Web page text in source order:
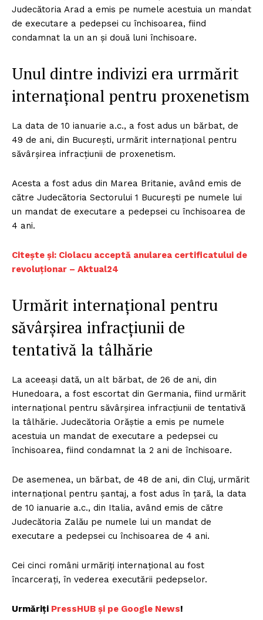
Judecătoria Arad a emis pe numele acestuia un mandat
de executare a pedepsei cu închisoarea, fiind
condamnat la un an și două luni închisoare.
Unul dintre indivizi era urrmărit
internațional pentru proxenetism
La data de 10 ianuarie a.c., a fost adus un bărbat, de
49 de ani, din București, urmărit internațional pentru
săvârșirea infracțiunii de proxenetism.
Acesta a fost adus din Marea Britanie, având emis de
către Judecătoria Sectorului 1 București pe numele lui
un mandat de executare a pedepsei cu închisoarea de
4 ani.
Citește și: Ciolacu acceptă anularea certificatului de
revoluționar – Aktual24
Urmărit internațional pentru
săvârșirea infracțiunii de
tentativă la tâlhărie
La aceeași dată, un alt bărbat, de 26 de ani, din
Hunedoara, a fost escortat din Germania, fiind urmărit
internațional pentru săvârșirea infracțiunii de tentativă
la tâlhărie. Judecătoria Orăștie a emis pe numele
acestuia un mandat de executare a pedepsei cu
închisoarea, fiind condamnat la 2 ani de închisoare.
De asemenea, un bărbat, de 48 de ani, din Cluj, urmărit
internațional pentru șantaj, a fost adus în țară, la data
de 10 ianuarie a.c., din Italia, având emis de către
Judecătoria Zalău pe numele lui un mandat de
executare a pedepsei cu închisoarea de 4 ani.
Cei cinci români urmăriți internațional au fost
încarcerați, în vederea executării pedepselor.
Urmăriți PressHUB și pe Google News!